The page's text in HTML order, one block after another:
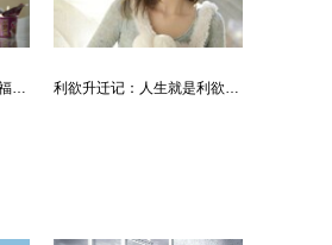
残阳帝国：如果核潜艇穿越了会发生什么？